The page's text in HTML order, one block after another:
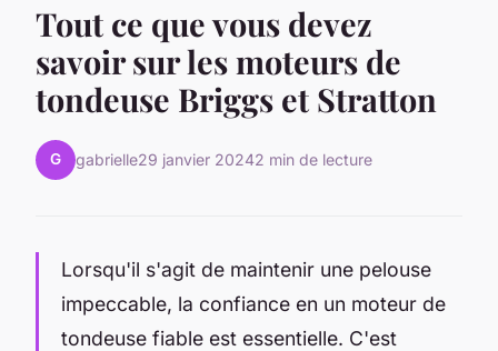
Tout ce que vous devez
savoir sur les moteurs de
tondeuse Briggs et Stratton
G gabrielle29 janvier 20242 min de lecture
Lorsqu'il s'agit de maintenir une pelouse
impeccable, la confiance en un moteur de
tondeuse fiable est essentielle. C'est